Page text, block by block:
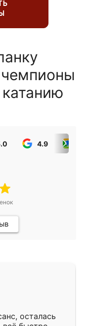
4.9
осталась